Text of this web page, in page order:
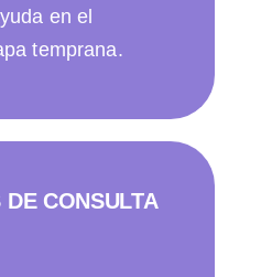
en el
temprana.
CONSULTA